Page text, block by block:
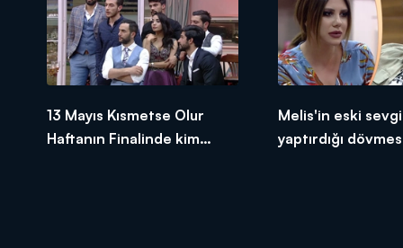
13 Mayıs Kısmetse Olur
Haftanın Finalinde kim
Melis'in eski
yaptırdığı